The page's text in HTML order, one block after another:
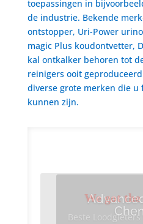
toepassingen in
de industrie. Bekende
ontstopper, Uri-Power
magic Plus koudontvetter,
kal ontkalker behoren tot
reinigers ooit
diverse grote merken die
kunnen zijn.
We got
Beste